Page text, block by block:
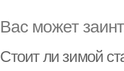
Вас может
Стоит ли зимой